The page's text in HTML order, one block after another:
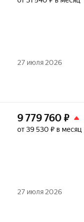
27 июля 2026
9 779 760 ₽
от 39 530 ₽ в месяц
27 июля 2026